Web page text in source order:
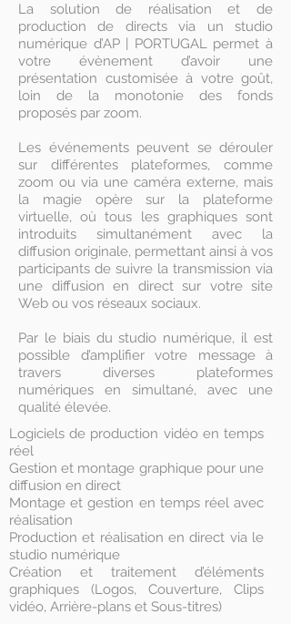
La solution de réalisation et de
production de directs via un studio
numérique d’AP | PORTUGAL permet à
votre évènement d’avoir une
présentation customisée à votre goût,
loin de la monotonie des fonds
proposés par zoom.
Les événements peuvent se dérouler
sur différentes plateformes, comme
zoom ou via une caméra externe, mais
la magie opère sur la plateforme
virtuelle, où tous les graphiques sont
introduits simultanément avec la
diffusion originale, permettant ainsi à vos
participants de suivre la transmission via
une diffusion en direct sur votre site
Web ou vos réseaux sociaux.
Par le biais du studio numérique, il est
possible d’amplifier votre message à
travers diverses plateformes
numériques en simultané, avec une
qualité élevée.​
Logiciels de production vidéo en temps
réel
Gestion et montage graphique pour une
diffusion en direct
Montage et gestion en temps réel avec
réalisation
Production et réalisation en direct via le
studio numérique
Création et traitement d’éléments
graphiques (Logos, Couverture, Clips
vidéo, Arrière-plans et Sous-titres)